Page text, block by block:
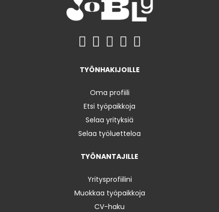
TYÖNHAKIJOILLE
Oma profiili
Etsi työpaikkoja
Selaa yrityksiä
Selaa työluetteloa
TYÖNANTAJILLE
Yritysprofiilini
Muokkaa työpaikkoja
CV-haku